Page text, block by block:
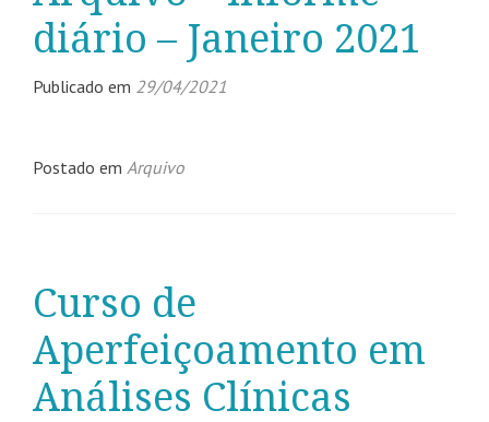
diário – Janeiro 2021
Publicado em 29/04/2021
Postado em Arquivo
Curso de
Aperfeiçoamento em
Análises Clínicas